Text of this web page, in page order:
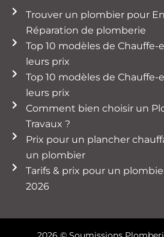
Trouver un plombier pour
Réparation de plomberie
Top 10 modèles de Chauffe-
leurs prix
Top 10 modèles de Chauffe-
leurs prix
Comment bien choisir un
Travaux ?
Prix pour un plancher
un plombier
Tarifs & prix pour un
2026